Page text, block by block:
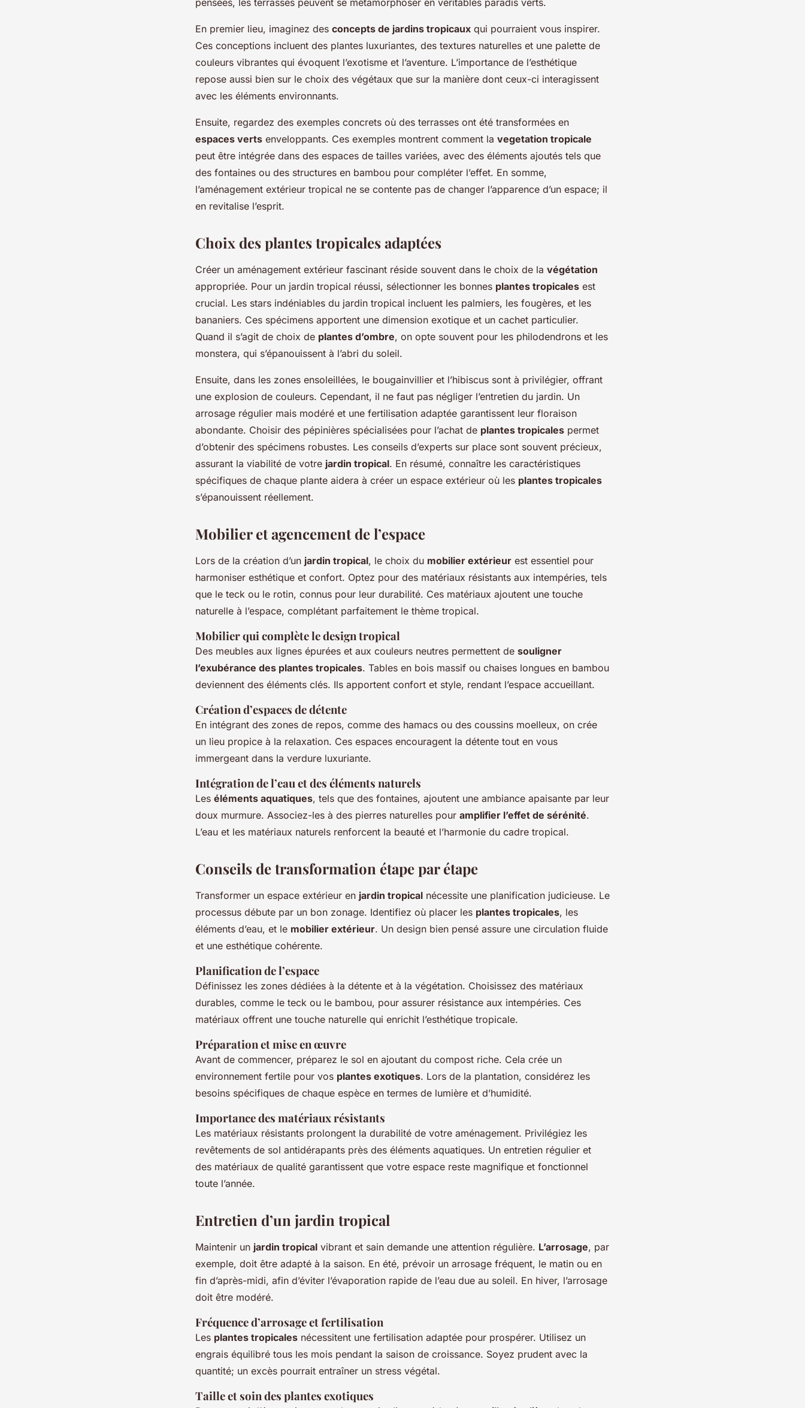
pensées, les terrasses peuvent se métamorphoser en véritables paradis verts.
En premier lieu, imaginez des concepts de jardins tropicaux qui pourraient vous inspirer.
Ces conceptions incluent des plantes luxuriantes, des textures naturelles et une palette de
couleurs vibrantes qui évoquent l’exotisme et l’aventure. L’importance de l’esthétique
repose aussi bien sur le choix des végétaux que sur la manière dont ceux-ci interagissent
avec les éléments environnants.
Ensuite, regardez des exemples concrets où des terrasses ont été transformées en
espaces verts enveloppants. Ces exemples montrent comment la vegetation tropicale
peut être intégrée dans des espaces de tailles variées, avec des éléments ajoutés tels que
des fontaines ou des structures en bambou pour compléter l’effet. En somme,
l’aménagement extérieur tropical ne se contente pas de changer l’apparence d’un espace; il
en revitalise l’esprit.
Choix des plantes tropicales adaptées
Créer un aménagement extérieur fascinant réside souvent dans le choix de la végétation
appropriée. Pour un jardin tropical réussi, sélectionner les bonnes plantes tropicales est
crucial. Les stars indéniables du jardin tropical incluent les palmiers, les fougères, et les
bananiers. Ces spécimens apportent une dimension exotique et un cachet particulier.
Quand il s’agit de choix de plantes d’ombre, on opte souvent pour les philodendrons et les
monstera, qui s’épanouissent à l’abri du soleil.
Ensuite, dans les zones ensoleillées, le bougainvillier et l’hibiscus sont à privilégier, offrant
une explosion de couleurs. Cependant, il ne faut pas négliger l’entretien du jardin. Un
arrosage régulier mais modéré et une fertilisation adaptée garantissent leur floraison
abondante. Choisir des pépinières spécialisées pour l’achat de plantes tropicales permet
d’obtenir des spécimens robustes. Les conseils d’experts sur place sont souvent précieux,
assurant la viabilité de votre jardin tropical. En résumé, connaître les caractéristiques
spécifiques de chaque plante aidera à créer un espace extérieur où les plantes tropicales
s’épanouissent réellement.
Mobilier et agencement de l’espace
Lors de la création d’un jardin tropical, le choix du mobilier extérieur est essentiel pour
harmoniser esthétique et confort. Optez pour des matériaux résistants aux intempéries, tels
que le teck ou le rotin, connus pour leur durabilité. Ces matériaux ajoutent une touche
naturelle à l’espace, complétant parfaitement le thème tropical.
Mobilier qui complète le design tropical
Des meubles aux lignes épurées et aux couleurs neutres permettent de souligner
l’exubérance des plantes tropicales. Tables en bois massif ou chaises longues en bambou
deviennent des éléments clés. Ils apportent confort et style, rendant l’espace accueillant.
Création d’espaces de détente
En intégrant des zones de repos, comme des hamacs ou des coussins moelleux, on crée
un lieu propice à la relaxation. Ces espaces encouragent la détente tout en vous
immergeant dans la verdure luxuriante.
Intégration de l’eau et des éléments naturels
Les éléments aquatiques, tels que des fontaines, ajoutent une ambiance apaisante par leur
doux murmure. Associez-les à des pierres naturelles pour amplifier l’effet de sérénité.
L’eau et les matériaux naturels renforcent la beauté et l’harmonie du cadre tropical.
Conseils de transformation étape par étape
Transformer un espace extérieur en jardin tropical nécessite une planification judicieuse. Le
processus débute par un bon zonage. Identifiez où placer les plantes tropicales, les
éléments d’eau, et le mobilier extérieur. Un design bien pensé assure une circulation fluide
et une esthétique cohérente.
Planification de l’espace
Définissez les zones dédiées à la détente et à la végétation. Choisissez des matériaux
durables, comme le teck ou le bambou, pour assurer résistance aux intempéries. Ces
matériaux offrent une touche naturelle qui enrichit l’esthétique tropicale.
Préparation et mise en œuvre
Avant de commencer, préparez le sol en ajoutant du compost riche. Cela crée un
environnement fertile pour vos plantes exotiques. Lors de la plantation, considérez les
besoins spécifiques de chaque espèce en termes de lumière et d’humidité.
Importance des matériaux résistants
Les matériaux résistants prolongent la durabilité de votre aménagement. Privilégiez les
revêtements de sol antidérapants près des éléments aquatiques. Un entretien régulier et
des matériaux de qualité garantissent que votre espace reste magnifique et fonctionnel
toute l’année.
Entretien d’un jardin tropical
Maintenir un jardin tropical vibrant et sain demande une attention régulière. L’arrosage, par
exemple, doit être adapté à la saison. En été, prévoir un arrosage fréquent, le matin ou en
fin d’après-midi, afin d’éviter l’évaporation rapide de l’eau due au soleil. En hiver, l’arrosage
doit être modéré.
Fréquence d’arrosage et fertilisation
Les plantes tropicales nécessitent une fertilisation adaptée pour prospérer. Utilisez un
engrais équilibré tous les mois pendant la saison de croissance. Soyez prudent avec la
quantité; un excès pourrait entraîner un stress végétal.
Taille et soin des plantes exotiques